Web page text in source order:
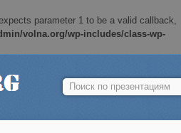
parameter 1 to be a valid callback,
volna.org/wp-includes/class-wp-
Найти: